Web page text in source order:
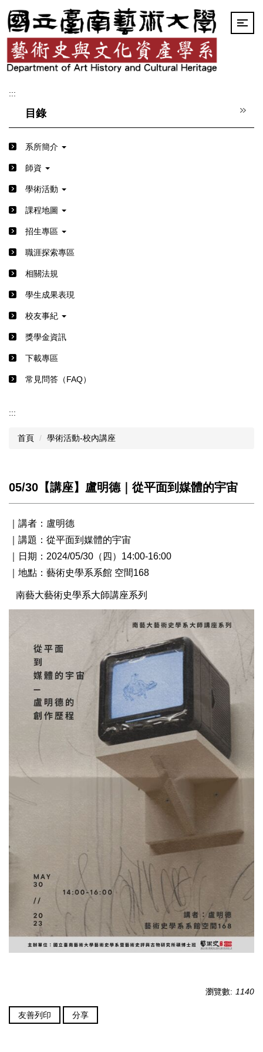
跳
到
主
要
內
容
:::
目錄
系所簡介
師資
學術活動
課程地圖
招生專區
職涯探索專區
相關法規
學生成果表現
校友事紀
獎學金資訊
下載專區
常見問答（FAQ）
:::
首頁 學術活動-校內講座
05/30【講座】盧明德｜從平面到媒體的宇宙
｜講者：盧明德
｜講題：從平面到媒體的宇宙
｜日期：2024/05/30（四）14:00-16:00
｜地點：藝術史學系系館 空間168
南藝大藝術史學系大師講座系列
瀏覽數: 1140
友善列印 分享